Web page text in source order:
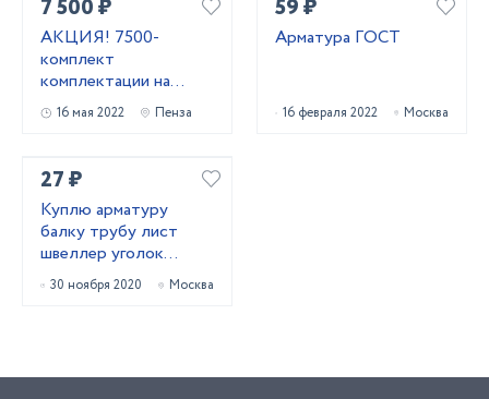
7 500 ₽
АКЦИЯ! 7500-
комплект
комплектации на
откатные ворота-со
склада в Пензе
16 мая 2022 Пенза
59 ₽
Арматура ГОСТ
16 февраля 2022 Москва
27 ₽
Куплю арматуру
балку трубу лист
швеллер уголок
лежалый
металлопрокат
30 ноября 2020 Москва